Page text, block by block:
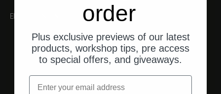
EMPFEHLUNGEN
order
Plus exclusive previews of our latest
products, workshop tips, pre access
to special offers, and giveaways.
Email